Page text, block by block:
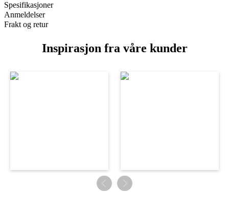
Spesifikasjoner
Anmeldelser
Frakt og retur
Inspirasjon fra våre kunder